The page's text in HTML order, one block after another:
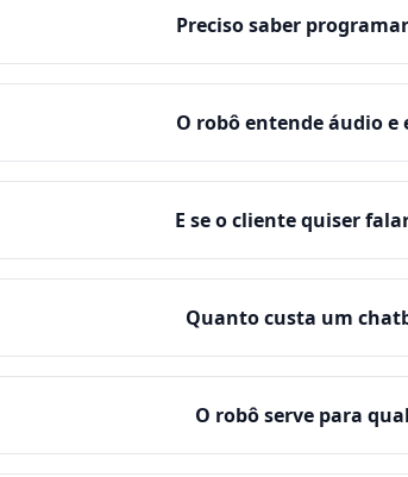
Preciso saber
O robô entende áudio e
E se o cliente quiser
Quanto custa um
O robô serve para